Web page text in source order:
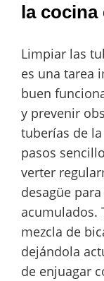
la cocina
Limpiar las
es una tarea
buen
y prevenir
tuberías de
pasos
verter
desagüe
acumulados.
mezcla de
dejándola
de enjuagar